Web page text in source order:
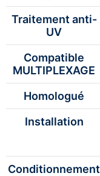
Traitement anti-
UV
Compatible
MULTIPLEXAGE
Homologué
Installation
Conditionnement